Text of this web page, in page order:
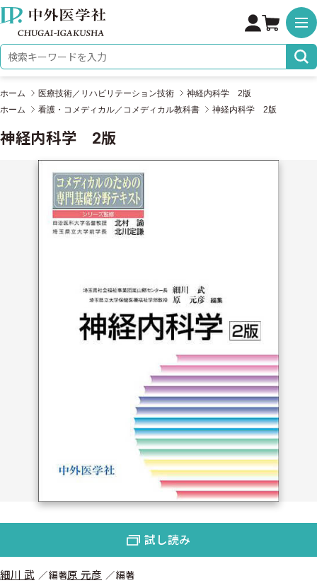
株式会社 中外医学社
検索キーワード
ホーム 医療技術／リハビリテーション技術
神経内科学 2版
ホーム
看護・コメディカル／コメディカル教科書 神経内科学 2版
神経内科学 2版
細川 武 編著原 元彦 編著
試し読み